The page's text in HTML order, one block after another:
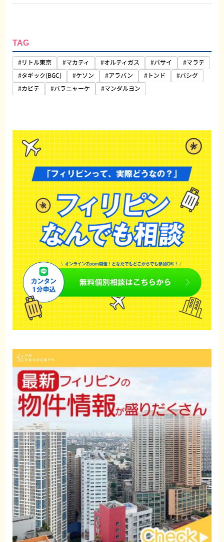
TAG
#リトル東京 #マカティ #オルティガス #パサイ
#マラテ
#タギック(BGC)
#ケソン #アラバン #トンド
#パシグ
#カビテ
#パラニャーケ #マンダルヨン